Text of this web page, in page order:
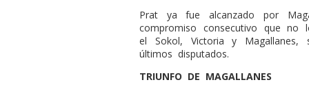
Prat ya fue alcanzado por
compromiso consecutivo que
el Sokol, Victoria y
últimos disputados.
TRIUNFO DE MAGALLANES